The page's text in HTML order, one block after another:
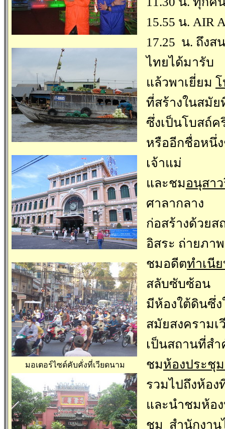
มอเตอร์ไซด์คับคั่งที่เวียดนาม
15.55 น. AIR
17.25 น. ถึงส
ไทยได้มารับ
แล้วพาเยี่ยม
ที่สร้างในสมัย
ซึ่งเป็นโบสถ์
หรืออีกชื่อหนึ่
เจ้าแม
และชมอนุสา
ศาลากลาง
ก่อสร้างด้วยส
อิสระ ถ่ายภา
ชมอดีตทำเนี
สลับซับซ้อน
มีห้องใต้ดินซึ่
สมัยสงครามเ
เป็นสถานที่ส
ชมห้องประชุ
รวมไปถึงห้อง
และนำชมห้อ
ชม สำนักงา